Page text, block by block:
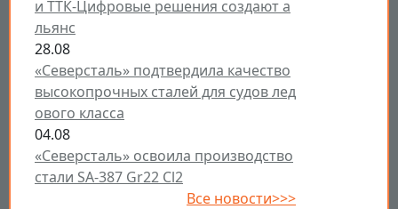
и ТТК-Цифровые решения создают а
льянс
28.08
«Северсталь» подтвердила качество
высокопрочных сталей для судов лед
ового класса
04.08
«Северсталь» освоила производство
стали SA-387 Gr22 Cl2
Все новости>>>